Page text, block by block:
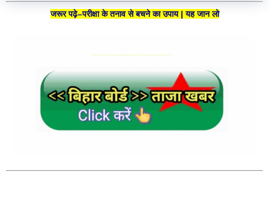
जरूर पढ़े–परीक्षा के तनाव से बचने का उपाय | यह जान लो